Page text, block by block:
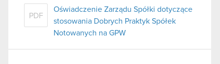
PDF
Oświadczenie Zarządu Spółki dotyczące
stosowania Dobrych Praktyk Spółek
Notowanych na GPW